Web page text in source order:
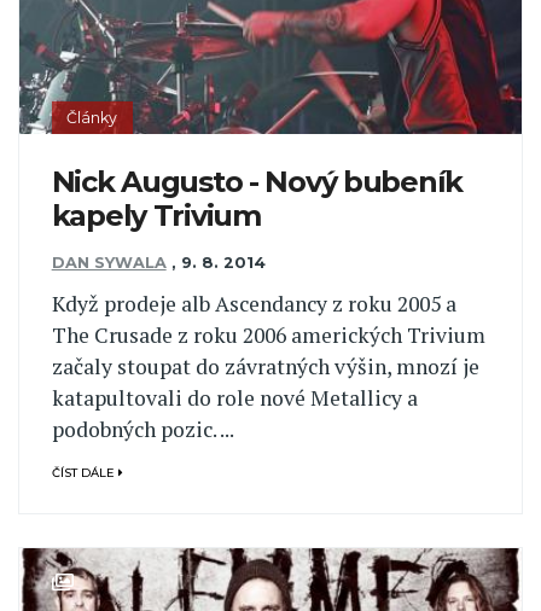
Články
Nick Augusto - Nový bubeník
kapely Trivium
DAN SYWALA , 9. 8. 2014
Když prodeje alb Ascendancy z roku 2005 a
The Crusade z roku 2006 amerických Trivium
začaly stoupat do závratných výšin, mnozí je
katapultovali do role nové Metallicy a
podobných pozic. ...
ČÍST DÁLE